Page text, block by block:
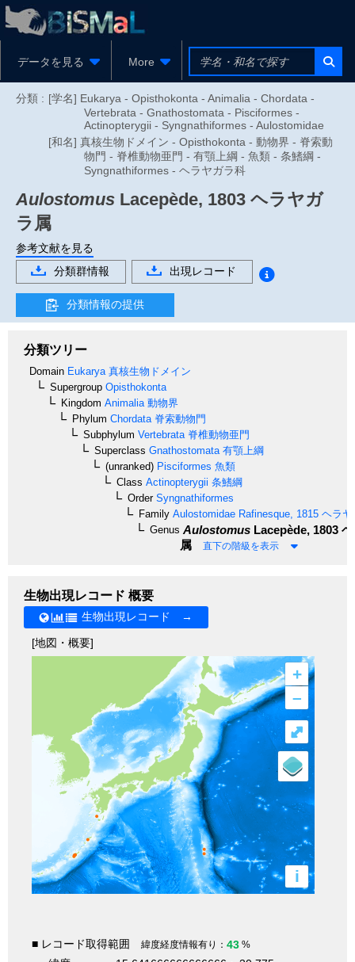
データを見る More
分類 : [学名] Eukarya - Opisthokonta - Animalia - Chordata -
Vertebrata - Gnathostomata - Pisciformes -
Actinopterygii - Syngnathiformes - Aulostomidae
[和名] 真核生物ドメイン - Opisthokonta - 動物界 - 脊索動
物門 - 脊椎動物亜門 - 有顎上綱 - 魚類 - 条鰭綱 -
Syngnathiformes - ヘラヤガラ科
Aulostomus Lacepède, 1803 ヘラヤガ
ラ属
参考文献を見る
分類群情報
出現レコード
分類情報の提供
分類ツリー
Domain Eukarya 真核生物ドメイン
Supergroup Opisthokonta
Kingdom Animalia 動物界
Phylum Chordata 脊索動物門
Subphylum Vertebrata 脊椎動物亜門
Superclass Gnathostomata 有顎上綱
(unranked) Pisciformes 魚類
Class Actinopterygii 条鰭綱
OrderSyngnathiformes
Family Aulostomidae Rafinesque, 1815 ヘラヤ
Genus Aulostomus Lacepède, 1803
属
直下の階級を表示
生物出現レコード 概要
生物出現レコード →
[地図・概要]
+
–
i
⤢
■ レコード取得範囲 緯度経度情報有り： 43 %